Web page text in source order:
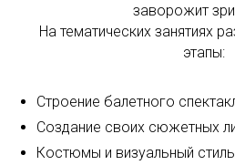
заворожит
На тематических занятиях
этапы:
Строение балетного
Создание своих сюжетных
Костюмы и визуальный стиль